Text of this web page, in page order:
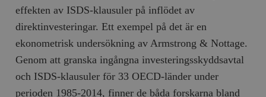
effekten av ISDS-klausuler på inflödet av
direktinvesteringar. Ett exempel på det är en
ekonometrisk undersökning av Armstrong & Nottage.
Genom att granska ingångna investeringsskyddsavtal
och ISDS-klausuler för 33 OECD-länder under
perioden 1985-2014, finner de båda forskarna bland